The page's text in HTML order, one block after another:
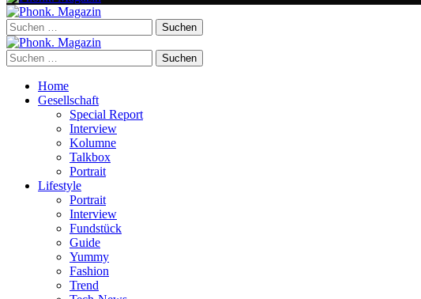
Suchen
nach:
Suchen
nach:
Home
Gesellschaft
Special Report
Interview
Kolumne
Talkbox
Portrait
Lifestyle
Portrait
Interview
Fundstück
Guide
Yummy
Fashion
Trend